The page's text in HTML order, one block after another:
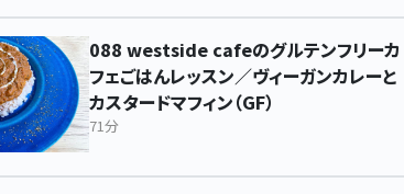
088 westside cafeのグルテンフリーカ
フェごはんレッスン／ヴィーガンカレーと
カスタードマフィン（GF）
71分